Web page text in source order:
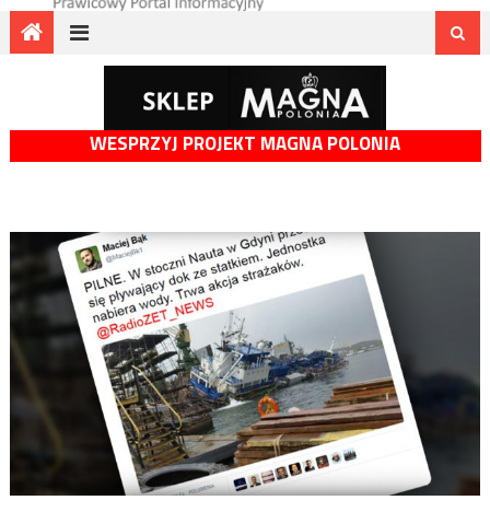
WESPRZYJ PROJEKT MAGNA POLONIA